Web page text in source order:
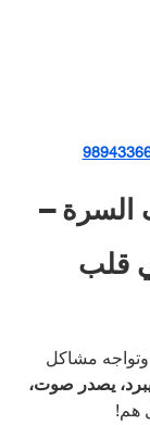
السرة –
قلب
مشاكل
يصدر صوت،
هم!